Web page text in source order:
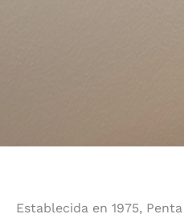
Establecida en 1975,